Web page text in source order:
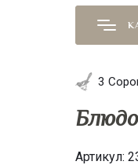
3
Артикул: